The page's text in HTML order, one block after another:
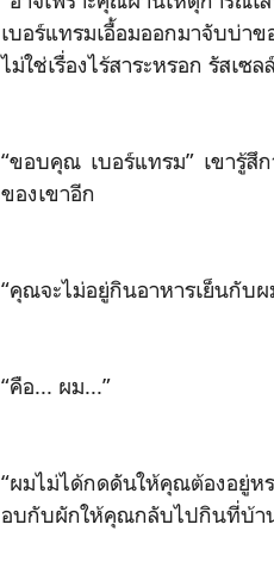
เบอร์แทรมเอื้อมออกมาจับบ่
ไม่ใช่เรื่องไร้สาระหรอก รัสเซล
“ขอบคุณ เบอร์แทรม” เขารู้สึ
ของเขาอีก
“คุณจะไม่อยู่กินอาหารเย็นกับผ
“คือ... ผม...”
“ผมไม่ได้กดดันให้คุณต้องอยู่
อบกับผักให้คุณกลับไปกินที่บ้า